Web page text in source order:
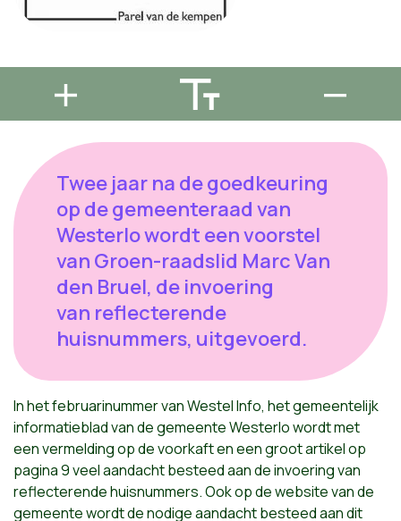
Twee jaar na de goedkeuring
op de gemeenteraad van
Westerlo wordt een voorstel
van Groen-raadslid Marc Van
den Bruel, de invoering
van reflecterende
huisnummers, uitgevoerd.
In het februarinummer van Westel Info, het gemeentelijk
informatieblad van de gemeente Westerlo wordt met
een vermelding op de voorkaft en een groot artikel op
pagina 9 veel aandacht besteed aan de invoering van
reflecterende huisnummers. Ook op de website van de
gemeente wordt de nodige aandacht besteed aan dit